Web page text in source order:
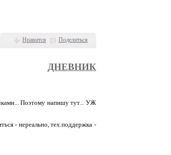
Нравится Поделиться
ДНЕВНИК
Поэтому напишу тут... УЖ
- нереально, тех.поддержка -